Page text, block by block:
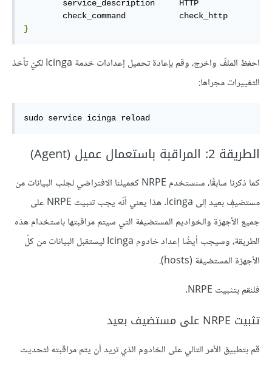
}
احفظ الملفّ واخرج، وقم بإعادة تحميل إعدادات خدمة Icinga لكيّ تأخذ
التغييرات مجراها:
sudo service icinga reload
الطريقة 2: المراقبة باستعمال عميل (Agent)
كما ذكرنا سابقًا، سنستخدم NRPE كعميلنا الافتراضي لجلب البيانات من
مستضيفٍ بعيد إلى Icinga. هذا يعني أنّه يجب تثبيت NRPE على
جميع الأجهزة والخواديم المستضيفة التي سيتم مراقبتها باستخدام هذه
الطريقة، وسيجب أيضًا إعداد خادوم Icinga ليستقبل البيانات من كلّ
الأجهزة المستضيفة (hosts).
فلنقم بتثبيت NRPE.
تثبيت NRPE على مستضيف بعيد
قم بتطبيق الأمر التالي على الخادوم الذي تريد أن يتم مراقبته لتحديث